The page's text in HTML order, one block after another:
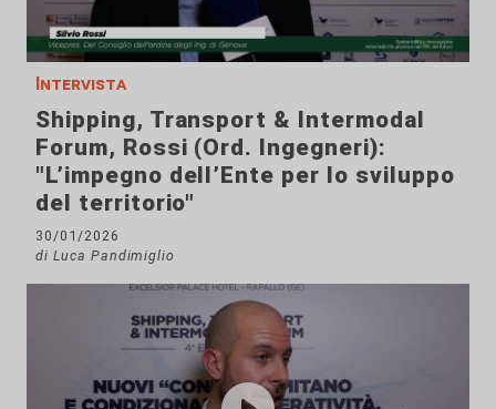
Intervista
Shipping, Transport & Intermodal
Forum, Rossi (Ord. Ingegneri):
"L’impegno dell’Ente per lo sviluppo
del territorio"
30/01/2026
di Luca Pandimiglio